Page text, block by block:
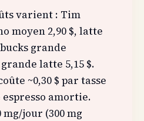
varient : Tim
moyen 2,90 $, latte
grande
latte 5,15 $.
~0,30 $ par tasse
amortie.
jour (300 mg